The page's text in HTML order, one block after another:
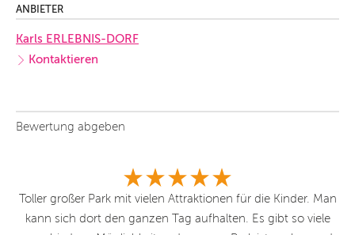
ANBIETER
Karls ERLEBNIS-DORF
Kontaktieren
Bewertung abgeben
Toller großer Park mit vielen Attraktionen für die Kinder. Man
kann sich dort den ganzen Tag aufhalten. Es gibt so viele